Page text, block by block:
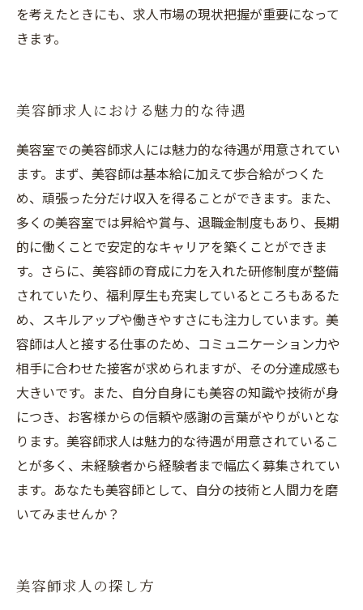
を考えたときにも、求人市場の現状把握が重要になって
きます。
美容師求人における魅力的な待遇
美容室での美容師求人には魅力的な待遇が用意されてい
ます。まず、美容師は基本給に加えて歩合給がつくた
め、頑張った分だけ収入を得ることができます。また、
多くの美容室では昇給や賞与、退職金制度もあり、長期
的に働くことで安定的なキャリアを築くことができま
す。さらに、美容師の育成に力を入れた研修制度が整備
されていたり、福利厚生も充実しているところもあるた
め、スキルアップや働きやすさにも注力しています。美
容師は人と接する仕事のため、コミュニケーション力や
相手に合わせた接客が求められますが、その分達成感も
大きいです。また、自分自身にも美容の知識や技術が身
につき、お客様からの信頼や感謝の言葉がやりがいとな
ります。美容師求人は魅力的な待遇が用意されているこ
とが多く、未経験者から経験者まで幅広く募集されてい
ます。あなたも美容師として、自分の技術と人間力を磨
いてみませんか？
美容師求人の探し方